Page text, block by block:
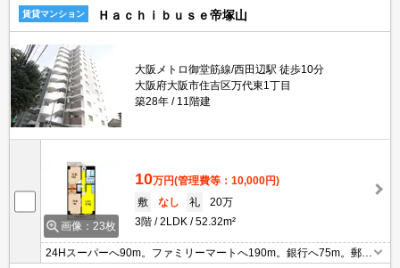
賃貸マンション Ｈａｃｈｉｂｕｓｅ帝塚山
大阪メトロ御堂筋線/西田辺駅 徒歩10分
大阪府大阪市住吉区万代東1丁目
築28年
11階建
画像：23枚
10万円(管理費等：10,000円)
敷
なし 礼
20万
3階
2LDK 52.32m²
24Hスーパーへ90m。ファミリーマートへ190m。銀行へ75m。郵便